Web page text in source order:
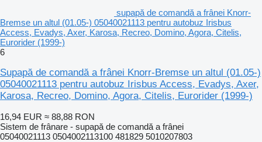
supapă de comandă a frânei Knorr-
Bremse un altul (01.05-) 05040021113 pentru autobuz Irisbus
Access, Evadys, Axer, Karosa, Recreo, Domino, Agora, Citelis,
Eurorider (1999-)
6
Supapă de comandă a frânei Knorr-Bremse un altul (01.05-)
05040021113 pentru autobuz Irisbus Access, Evadys, Axer,
Karosa, Recreo, Domino, Agora, Citelis, Eurorider (1999-)
16,94 EUR ≈ 88,88 RON
Sistem de frânare - supapă de comandă a frânei
05040021113 0504002113100 481829 5010207803